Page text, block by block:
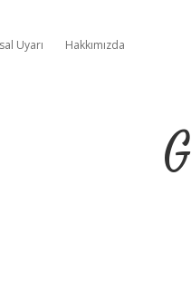
Uyarı Hakkımızda